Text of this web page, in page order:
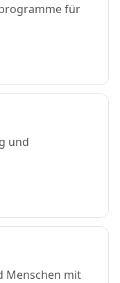
für
und
Menschen mit